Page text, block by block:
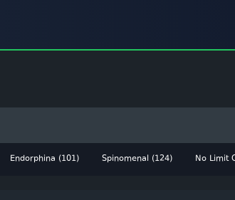
Endorphina (101) Spinomenal (124) No Limit